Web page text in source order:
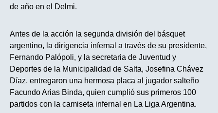
de año en el Delmi.
Antes de la acción la segunda división del básquet
argentino, la dirigencia infernal a través de su presidente,
Fernando Palópoli, y la secretaria de Juventud y
Deportes de la Municipalidad de Salta, Josefina Chávez
Díaz, entregaron una hermosa placa al jugador salteño
Facundo Arias Binda, quien cumplió sus primeros 100
partidos con la camiseta infernal en La Liga Argentina.